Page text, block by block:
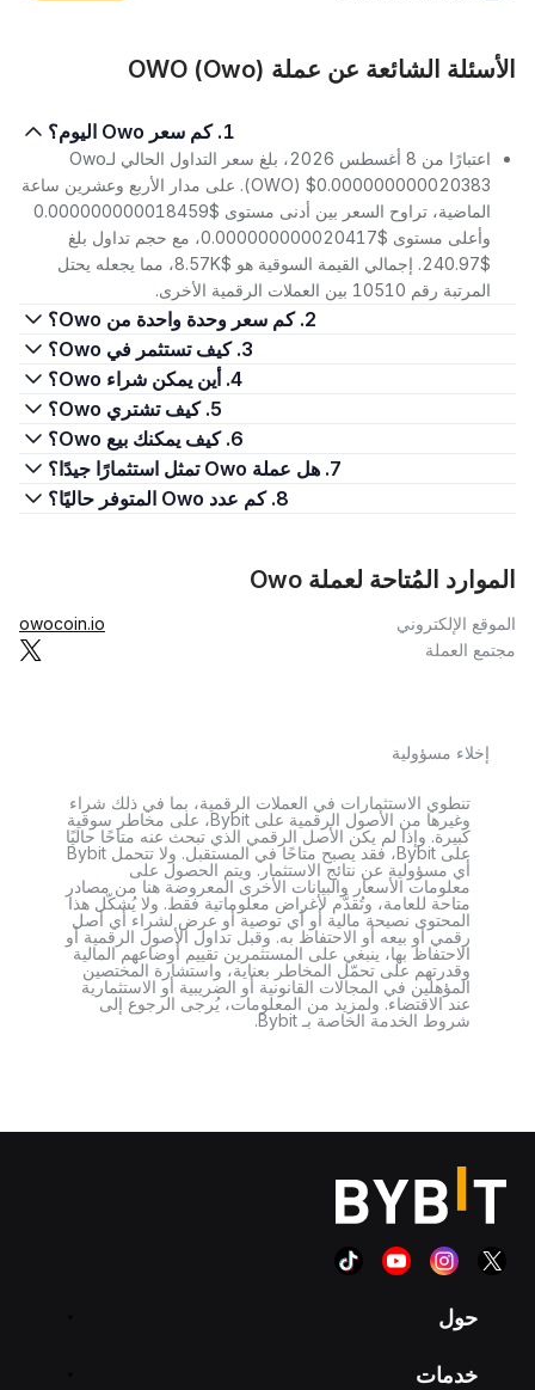
الأسئلة الشائعة عن عملة OWO (Owo)
1. كم سعر Owo اليوم؟
اعتبارًا من 8 أغسطس 2026، بلغ سعر التداول الحالي لـOwo
(OWO) $0.000000000020383. على مدار الأربع وعشرين ساعة
الماضية، تراوح السعر بين أدنى مستوى $0.000000000018459
وأعلى مستوى $0.000000000020417، مع حجم تداول بلغ
$240.97. إجمالي القيمة السوقية هو $8.57K، مما يجعله يحتل
المرتبة رقم 10510 بين العملات الرقمية الأخرى.
2. كم سعر وحدة واحدة من Owo؟
3. كيف تستثمر في Owo؟
4. أين يمكن شراء Owo؟
5. كيف تشتري Owo؟
6. كيف يمكنك بيع Owo؟
7. هل عملة Owo تمثل استثمارًا جيدًا؟
8. كم عدد Owo المتوفر حاليًا؟
الموارد المُتاحة لعملة Owo
الموقع الإلكتروني
owocoin.io
مجتمع العملة
إخلاء مسؤولية
تنطوي الاستثمارات في العملات الرقمية، بما في ذلك شراء
وغيرها من الأصول الرقمية على Bybit، على مخاطر سوقية
كبيرة. وإذا لم يكن الأصل الرقمي الذي تبحث عنه متاحًا حاليًا
على Bybit، فقد يصبح متاحًا في المستقبل. ولا تتحمل Bybit
أي مسؤولية عن نتائج الاستثمار. ويتم الحصول على
معلومات الأسعار والبيانات الأخرى المعروضة هنا من مصادر
متاحة للعامة، وتُقدَّم لأغراض معلوماتية فقط. ولا يُشكّل هذا
المحتوى نصيحة مالية أو أي توصية أو عرض لشراء أي أصل
رقمي أو بيعه أو الاحتفاظ به. وقبل تداول الأصول الرقمية أو
الاحتفاظ بها، ينبغي على المستثمرين تقييم أوضاعهم المالية
وقدرتهم على تحمّل المخاطر بعناية، واستشارة المختصين
المؤهلين في المجالات القانونية أو الضريبية أو الاستثمارية
عند الاقتضاء. ولمزيد من المعلومات، يُرجى الرجوع إلى
شروط الخدمة الخاصة بـ Bybit.
حول
خدمات